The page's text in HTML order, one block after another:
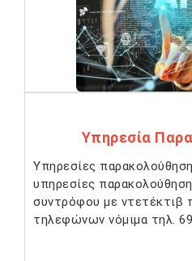
Υπηρεσία
Υπηρεσίες
υπηρεσίες
συντρόφου με ντετέκτιβ
τηλεφώνων νόμιμα τηλ.